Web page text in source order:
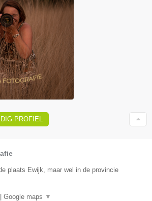
PROFIEL
plaats Ewijk, maar wel in de provincie
Google maps ▼